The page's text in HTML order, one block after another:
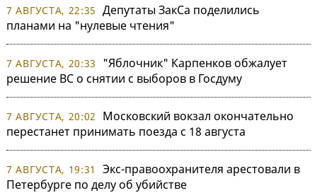
7 АВГУСТА, 22:35 Депутаты ЗакСа поделились
планами на "нулевые чтения"
7 АВГУСТА, 20:33
"Яблочник" Карпенков обжалует
решение ВС о снятии с выборов в Госдуму
7 АВГУСТА, 20:02
Московский вокзал окончательно
перестанет принимать поезда с 18 августа
7 АВГУСТА, 19:31
Экс-правоохранителя арестовали в
Петербурге по делу об убийстве